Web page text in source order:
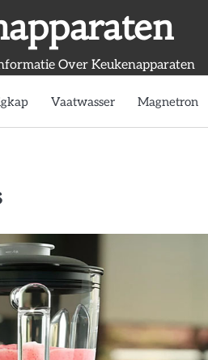
Over Keukenapparaten
Vaatwasser Magnetron